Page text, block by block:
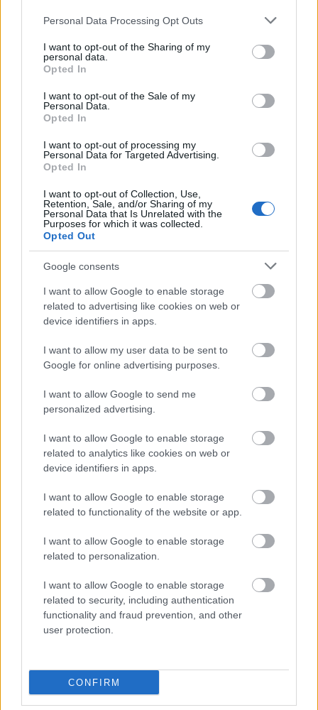
Please note that this website/app uses one or more Google
not limited to your visit or usage behaviour. You may click to
grant or deny consent to Google and its third-party tags to
use your data for below specified purposes in below Google
consent section.
Personal Data Processing Opt Outs
I want to opt-out of the Sharing of my
personal data.
Opted In
I want to opt-out of the Sale of my
Personal Data.
Opted In
I want to opt-out of processing my
Personal Data for Targeted Advertising.
Opted In
I want to opt-out of Collection, Use,
Retention, Sale, and/or Sharing of my
Personal Data that Is Unrelated with the
Purposes for which it was collected.
Opted Out
Google consents
I want to allow Google to enable storage
related to advertising like cookies on web or
device identifiers in apps.
I want to allow my user data to be sent to
Google for online advertising purposes.
I want to allow Google to send me
personalized advertising.
I want to allow Google to enable storage
related to analytics like cookies on web or
device identifiers in apps.
I want to allow Google to enable storage
related to functionality of the website or app.
I want to allow Google to enable storage
related to personalization.
I want to allow Google to enable storage
related to security, including authentication
functionality and fraud prevention, and other
user protection.
CONFIRM
μέρες
Μάθε πρώτος όλες τις σημαντικές
Βάλε το proson.gr στα αποτελέσματα
αναζήτησης της Google
Δημοφιλείς Ειδήσεις
Ανοικτές 1.779 θέσεις εργασίας στο
Πυροσβεστική Σχολή: Νέος
κανονισμός για δόκιμους – Τι αλλάζει
σε διαμονή, σίτιση και πρακτική
εκπαίδευση
ΥΠΕΣ: Προγραμματισμός προσλήψεων
Προσλήψεις αναπληρωτών: Περίπου
30.000 ονόματα στην α' φάση